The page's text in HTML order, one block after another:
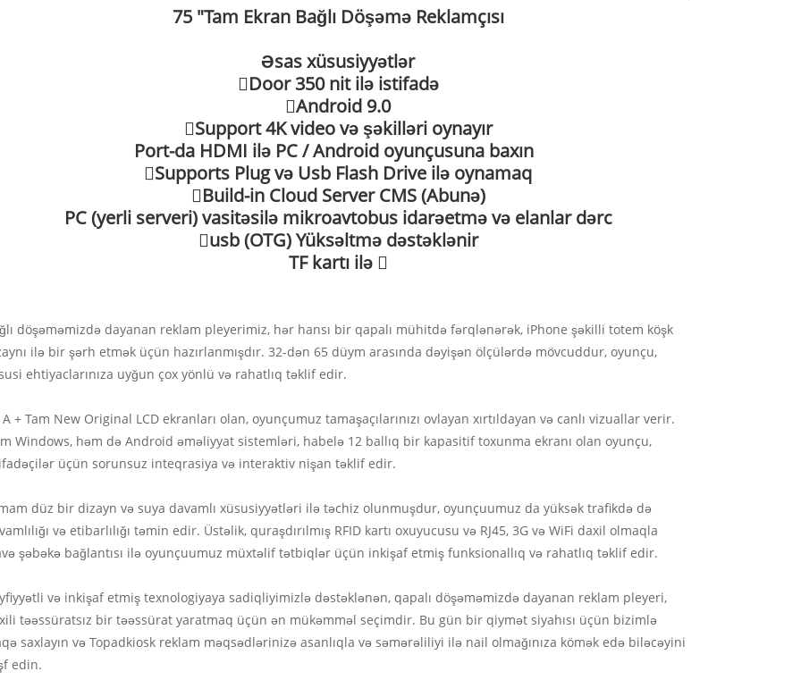
75 "Tam Ekran Bağlı Döşəmə Reklamçısı
Əsas xüsusiyyətlər
Door 350 nit ilə istifadə
Android 9.0
Support 4K video və şəkilləri oynayır
Port-da HDMI ilə PC / Android oyunçusuna baxın
Supports Plug və Usb Flash Drive ilə oynamaq
Build-in Cloud Server CMS (Abunə)
PC (yerli serveri) vasitəsilə mikroavtobus idarəetmə və elanlar dərc
usb (OTG) Yüksəltmə dəstəklənir
TF kartı ilə 
döşəməmizdə dayanan reklam pleyerimiz, hər hansı bir qapalı mühitdə fərqlənərək, iPhone şəkilli totem köşk
ilə bir şərh etmək üçün hazırlanmışdır. 32-dən 65 düym arasında dəyişən ölçülərdə mövcuddur, oyunçu,
ehtiyaclarınıza uyğun çox yönlü və rahatlıq təklif edir.
A + Tam New Original LCD ekranları olan, oyunçumuz tamaşaçılarınızı ovlayan xırtıldayan və canlı vizuallar verir.
Windows, həm də Android əməliyyat sistemləri, habelə 12 ballıq bir kapasitif toxunma ekranı olan oyunçu,
üçün sorunsuz inteqrasiya və interaktiv nişan təklif edir.
düz bir dizayn və suya davamlı xüsusiyyətləri ilə təchiz olunmuşdur, oyunçuumuz da yüksək trafikdə də
və etibarlılığı təmin edir. Üstəlik, quraşdırılmış RFID kartı oxuyucusu və RJ45, 3G və WiFi daxil olmaqla
şəbəkə bağlantısı ilə oyunçuumuz müxtəlif tətbiqlər üçün inkişaf etmiş funksionallıq və rahatlıq təklif edir.
və inkişaf etmiş texnologiyaya sadiqliyimizlə dəstəklənən, qapalı döşəməmizdə dayanan reklam pleyeri,
təəssüratsız bir təəssürat yaratmaq üçün ən mükəmməl seçimdir. Bu gün bir qiymət siyahısı üçün bizimlə
saxlayın və Topadkiosk reklam məqsədlərinizə asanlıqla və səmərəliliyi ilə nail olmağınıza kömək edə biləcəyini
edin.